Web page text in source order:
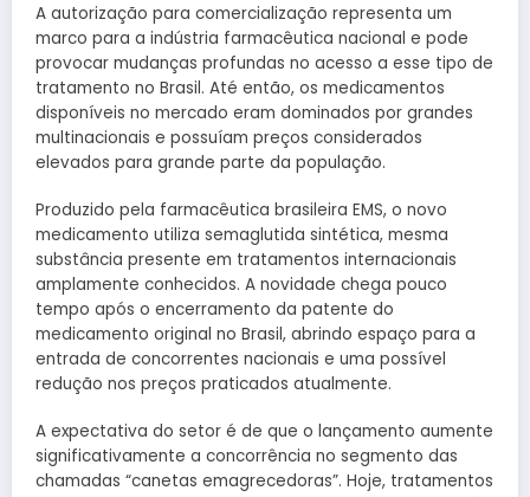
A autorização para comercialização representa um
marco para a indústria farmacêutica nacional e pode
provocar mudanças profundas no acesso a esse tipo de
tratamento no Brasil. Até então, os medicamentos
disponíveis no mercado eram dominados por grandes
multinacionais e possuíam preços considerados
elevados para grande parte da população.
Produzido pela farmacêutica brasileira EMS, o novo
medicamento utiliza semaglutida sintética, mesma
substância presente em tratamentos internacionais
amplamente conhecidos. A novidade chega pouco
tempo após o encerramento da patente do
medicamento original no Brasil, abrindo espaço para a
entrada de concorrentes nacionais e uma possível
redução nos preços praticados atualmente.
A expectativa do setor é de que o lançamento aumente
significativamente a concorrência no segmento das
chamadas “canetas emagrecedoras”. Hoje, tratamentos